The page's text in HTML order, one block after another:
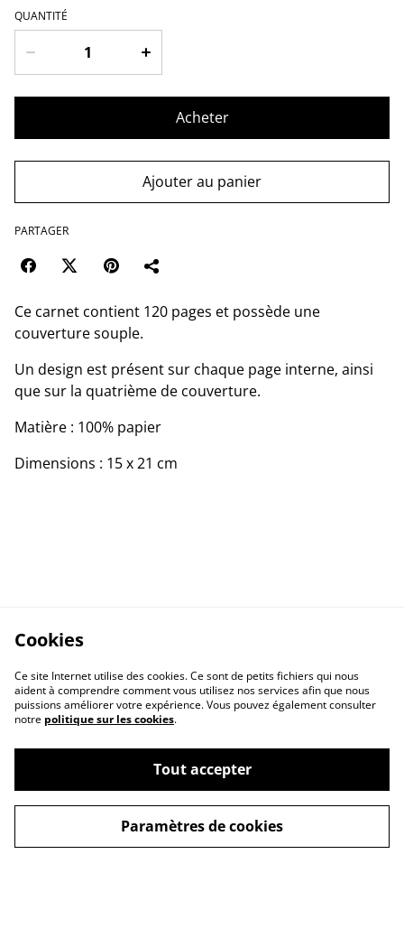
QUANTITÉ
Acheter
Ajouter au panier
PARTAGER
Ce carnet contient 120 pages et possède une
couverture souple.
Un design est présent sur chaque page interne, ainsi
que sur la quatrième de couverture.
Matière : 100% papier
Dimensions : 15 x 21 cm
Privacy Policy
Cookie Policy
Conditions générales
Cookies
Ce site Internet utilise des cookies. Ce sont de petits fichiers qui nous
aident à comprendre comment vous utilisez nos services afin que nous
puissions améliorer votre expérience. Vous pouvez également consulter
notre politique sur les cookies.
Tout accepter
Paramètres de cookies